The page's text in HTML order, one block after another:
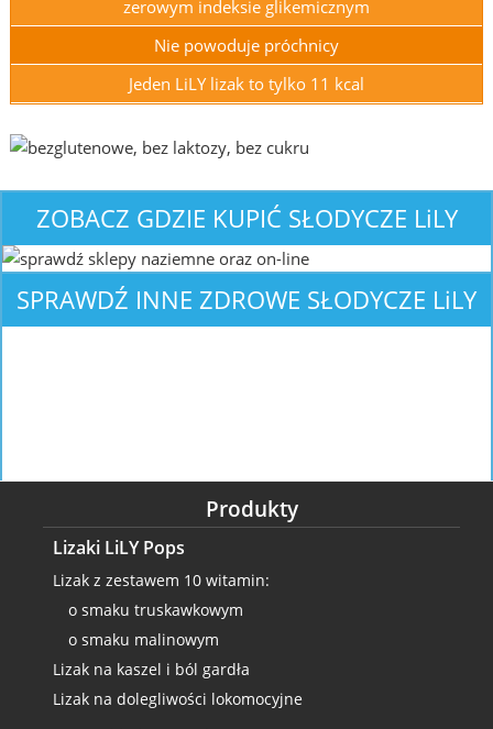
zerowym indeksie glikemicznym
Nie powoduje próchnicy
Jeden LiLY lizak to tylko 11 kcal
ZOBACZ GDZIE KUPIĆ SŁODYCZE LiLY
SPRAWDŹ INNE ZDROWE SŁODYCZE LiLY
Produkty
Lizaki LiLY Pops
Lizak z zestawem 10 witamin:
o smaku truskawkowym
o smaku malinowym
Lizak na kaszel i ból gardła
Lizak na dolegliwości lokomocyjne